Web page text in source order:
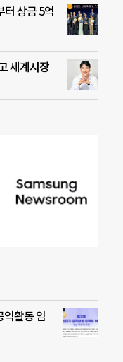
터 상금 5억
세계시장
익활동 임